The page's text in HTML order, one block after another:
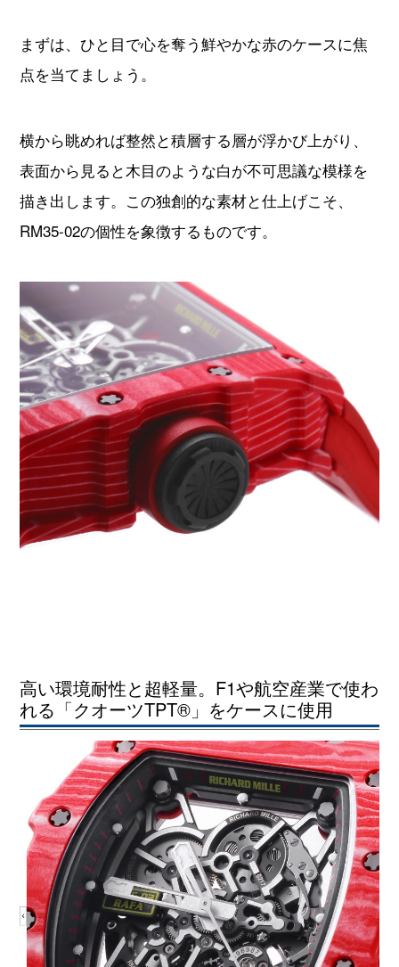
表面から見ると木目のような白が不可思議な模様を
描き出します。この独創的な素材と仕上げこそ、